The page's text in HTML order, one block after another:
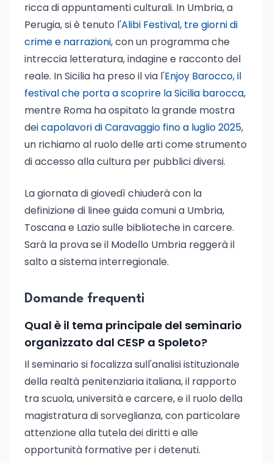
ricca di appuntamenti culturali. In Umbria, a
Perugia, si è tenuto l'Alibi Festival, tre giorni di
crime e narrazioni, con un programma che
intreccia letteratura, indagine e racconto del
reale. In Sicilia ha preso il via l'Enjoy Barocco, il
festival che porta a scoprire la Sicilia barocca,
mentre Roma ha ospitato la grande mostra
deicapolavori di Caravaggio fino a luglio 2025,
un richiamo al ruolo delle arti come strumento
di accesso alla cultura per pubblici diversi.
La giornata di giovedì chiuderà con la
definizione di linee guida comuni a Umbria,
Toscana e Lazio sulle biblioteche in carcere.
Sarà la prova se il Modello Umbria reggerà il
salto a sistema interregionale.
Domande frequenti
Qual è il tema principale del seminario
organizzato dal CESP a Spoleto?
Il seminario si focalizza sull'analisi istituzionale
della realtà penitenziaria italiana, il rapporto
tra scuola, università e carcere, e il ruolo della
magistratura di sorveglianza, con particolare
attenzione alla tutela dei diritti e alle
opportunità formative per i detenuti.